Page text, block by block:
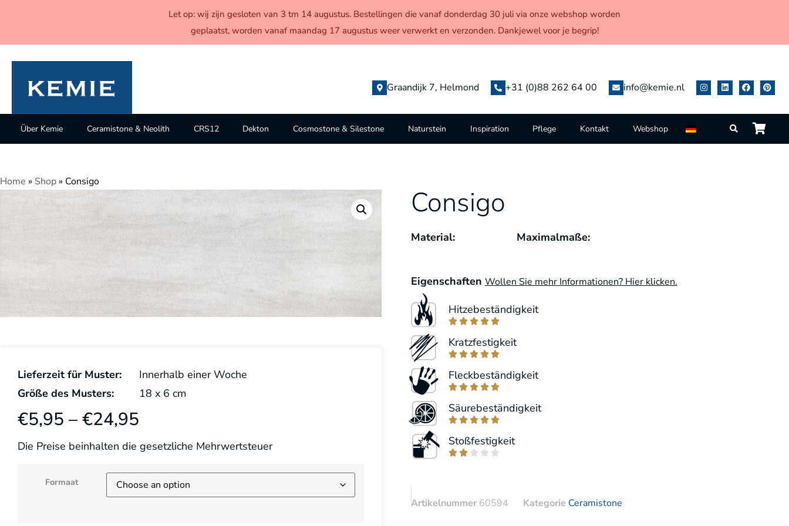
Graandijk 7, Helmond +31 (0)88 262 64 00 info@kemie.nl
Über Kemie Ceramistone & Neolith CRS12 Dekton Cosmostone & Silestone Naturstein Inspiration Pflege Kontakt Webshop
Home » Shop » Consigo
Lieferzeit für Muster:
Innerhalb einer Woche
Größe des Musters:
18 x6 cm
€5,95 –€24,95
Die Preise beinhalten die gesetzliche Mehrwertsteuer
Formaat
Consigo
Material: Maximalmaße:
Eigenschaften Wollen Sie mehr Informationen? Hier klicken.
Hitzebeständigkeit
    
Kratzfestigkeit
    
Fleckbeständigkeit
    
Säurebeständigkeit
    
Stoßfestigkeit
    
Artikelnummer 60594 Kategorie Ceramistone
Let op: wij zijn gesloten van 3 tm 14 augustus. Bestellingen die vanaf donderdag 30 juli via onze webshop worden
geplaatst, worden vanaf maandag 17 augustus weer verwerkt en verzonden. Dankjewel voor je begrip!